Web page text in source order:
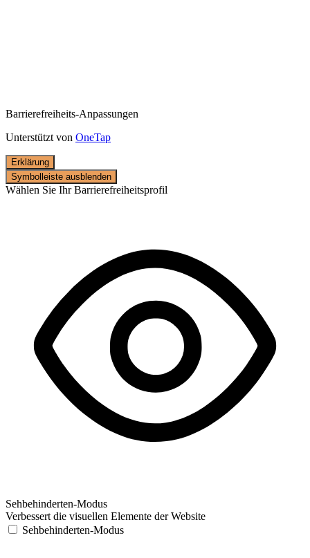
Barrierefreiheits-Anpassungen
Unterstützt von OneTap
Erklärung
Symbolleiste ausblenden
Wählen Sie Ihr Barrierefreiheitsprofil
Sehbehinderten-Modus
Verbessert die visuellen Elemente der Website
Sehbehinderten-Modus